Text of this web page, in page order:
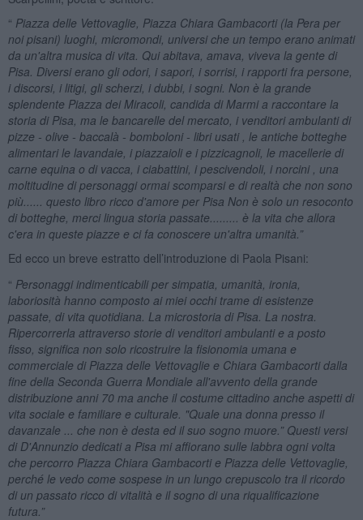
“ Piazza delle Vettovaglie, Piazza Chiara Gambacorti (la Pera per
noi pisani) luoghi, micromondi, universi che un tempo erano animati
da un'altra musica di vita. Qui abitava, amava, viveva la gente di
Pisa. Diversi erano gli odori, i sapori, i sorrisi, i rapporti fra persone,
i discorsi, i litigi, gli scherzi, i dubbi, i sogni. Non è la grande
splendente Piazza dei Miracoli, candida di Marmi a raccontare la
storia di Pisa, ma le bancarelle del mercato, i venditori ambulanti di
pizze - olive - baccalà - bomboloni - libri usati , le antiche botteghe
alimentari le lavandaie, i piazzaioli e i pizzicagnoli, le macellerie di
carne equina o di vacca, i ciabattini, i pescivendoli, i norcini , una
moltitudine di personaggi ormai scomparsi e di realtà che non sono
più...... questo libro ricco d'amore per Pisa Non è solo un resoconto
di botteghe, merci lingua storia passate......... è la vita che allora
c'era in queste piazze e ci fa conoscere un'altra umanità.”
Ed ecco un breve estratto dell’introduzione di Paola Pisani:
“ Personaggi indimenticabili per simpatia, umanità, ironia,
laboriosità hanno composto ai miei occhi trame di esistenze
passate, di vita quotidiana. La microstoria di Pisa. La nostra.
Ripercorrerla attraverso storie di venditori ambulanti e a posto
fisso, significa non solo ricostruire la fisionomia umana e
commerciale di Piazza delle Vettovaglie e Chiara Gambacorti dalla
fine della Seconda Guerra Mondiale all'avvento della grande
distribuzione anni 70 ma anche il costume cittadino anche aspetti di
vita sociale e familiare e culturale. "Quale una donna presso il
davanzale ... che non è desta ed il suo sogno muore.” Questi versi
di D'Annunzio dedicati a Pisa mi affiorano sulle labbra ogni volta
che percorro Piazza Chiara Gambacorti e Piazza delle Vettovaglie,
perché le vedo come sospese in un lungo crepuscolo tra il ricordo
di un passato ricco di vitalità e il sogno di una riqualificazione
futura.”